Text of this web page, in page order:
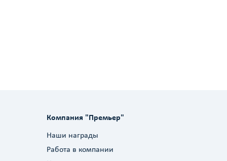
Компания "Премьер"
Наши награды
Работа в компании